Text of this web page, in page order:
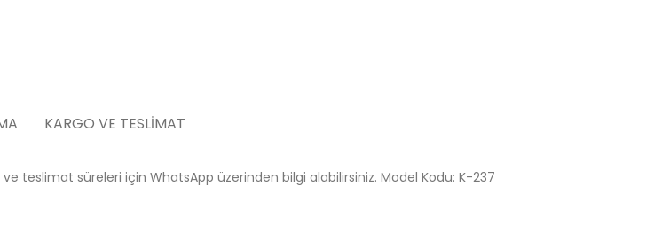
KARGO VE TESLIMAT
teslimat süreleri için WhatsApp üzerinden bilgi alabilirsiniz. Model Kodu: K-237